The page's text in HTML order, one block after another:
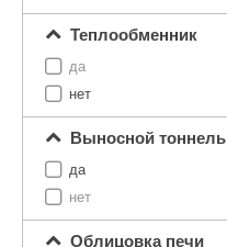
Теплообменник
да
нет
Выносной тоннель
да
нет
Облицовка печи